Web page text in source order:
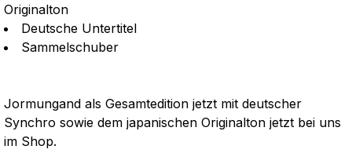
Originalton
Deutsche Untertitel
Sammelschuber
Jormungand als Gesamtedition jetzt mit deutscher
Synchro sowie dem japanischen Originalton jetzt bei uns
im Shop.